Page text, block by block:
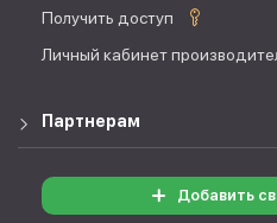
Получить доступ
Личный кабинет
Партнерам
Добавить